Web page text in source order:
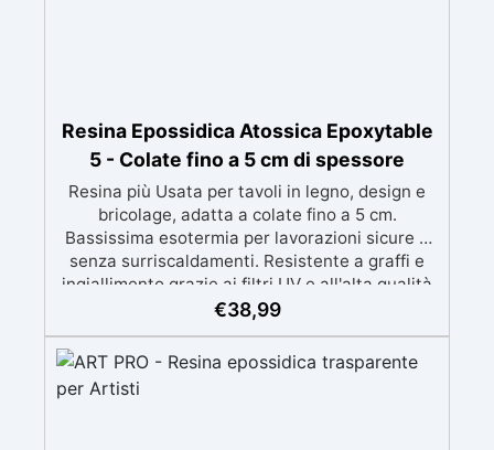
Resina Epossidica Atossica Epoxytable
5 - Colate fino a 5 cm di spessore
Resina più Usata per tavoli in legno, design e
bricolage, adatta a colate fino a 5 cm.
Bassissima esotermia per lavorazioni sicure e
senza surriscaldamenti. Resistente a graffi e
ingiallimento grazie ai filtri UV e all'alta qualità
meccanica. Bassa viscosità per eliminare bolle
BPA/VOC free e certificata per il contatto
prolungato con la pelle.
€38,99